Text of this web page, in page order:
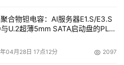
特性，实现更大的扩展性和更远
颗600MHz RISC CPU，缓存
合物钽电容：AI服务器E1.S/E3.S
U.2超薄5mm SATA启动盘的PLP
04月28日 17点12分 2097